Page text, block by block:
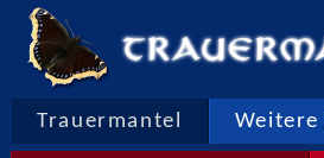
Trauermantel Weitere